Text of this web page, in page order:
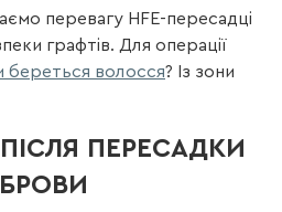
перевагу HFE-пересадці
графтів. Для операції
береться волосся? Із зони
ПІСЛЯ ПЕРЕСАДКИ